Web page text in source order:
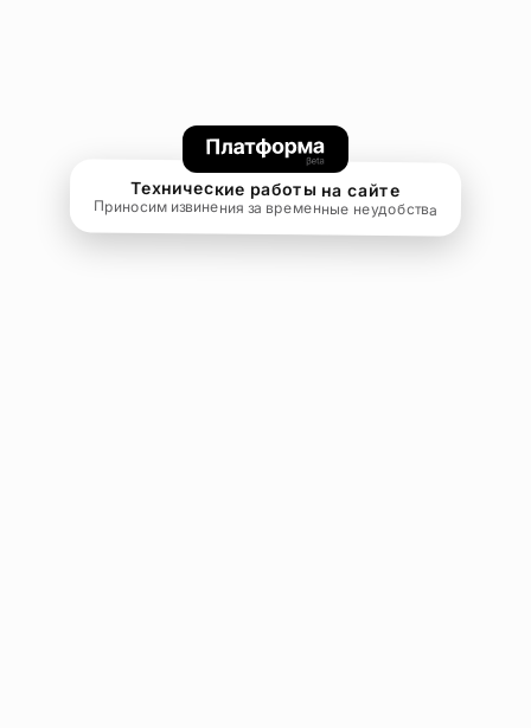
Технические работы на сайте
Приносим извинения за временные неудобства